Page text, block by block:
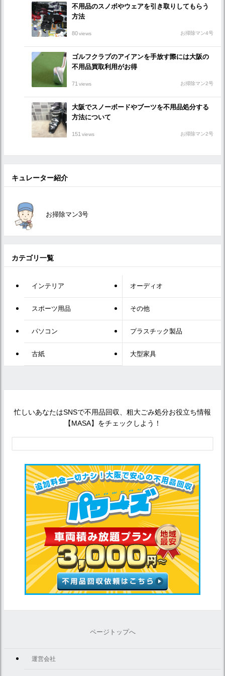
不用品のスノボやウェアを引き取りしてもらう
方法
80views お掃除マン4号
ゴルフクラブのアイアンを手放す際には大阪の
不用品買取利用がお得
71 views お掃除マン2号
大阪でスノーボードやブーツを不用品処分する
方法について
151 views お掃除マン2号
キュレーター紹介
お掃除マン3号
カテゴリ一覧
インテリア オーディオ
スポーツ用品 その他
パソコン プラスチック製品
古紙 大型家具
忙しいあなたはSNSで不用品回収、粗大ごみ処分お役立ち情報
【MASA】をチェックしよう！
ページトップへ
運営会社